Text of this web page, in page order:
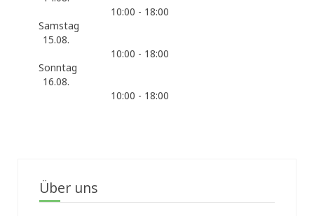
10:00 - 18:00
Samstag
15.08.
10:00 - 18:00
Sonntag
16.08.
10:00 - 18:00
Über uns